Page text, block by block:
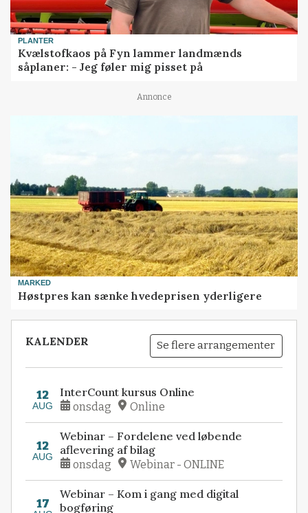
PLANTER
Kvælstofkaos på Fyn lammer landmænds
såplaner: - Jeg føler mig pisset på
Annonce
MARKED
Høstpres kan sænke hvedeprisen yderligere
KALENDER Se flere arrangementer
12
AUG
InterCount kursus Online
onsdag Online
12
AUG
Webinar – Fordelene ved løbende
aflevering af bilag
onsdag Webinar - ONLINE
17
Webinar – Kom i gang med digital
bogføring